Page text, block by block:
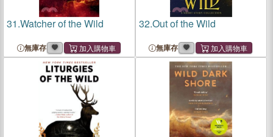
31.Watcher of the Wild
無庫存
32.Out of the Wild
無庫存